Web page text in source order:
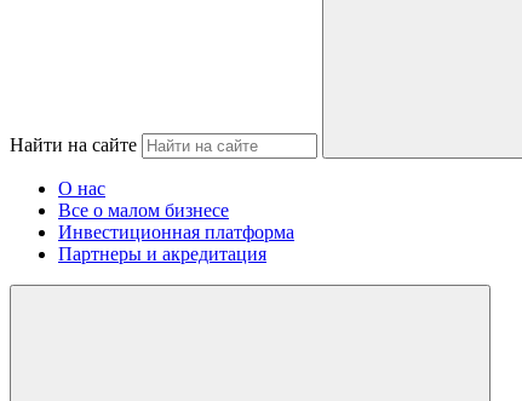
Найти на сайте
О нас
Все о малом бизнесе
Инвестиционная платформа
Партнеры и акредитация